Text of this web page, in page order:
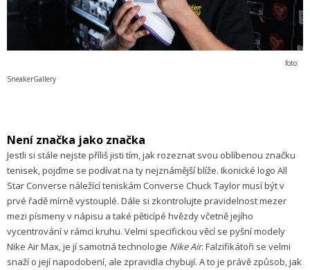
foto:
SneakerGallery
Není značka jako značka
Jestli si stále nejste příliš jisti tím, jak rozeznat svou oblíbenou značku
tenisek, pojďme se podívat na ty nejznámější blíže. Ikonické logo All
Star Converse náležící teniskám Converse Chuck Taylor musí být v
prvé řadě mírně vystouplé. Dále si zkontrolujte pravidelnost mezer
mezi písmeny v nápisu a také pěticípé hvězdy včetně jejího
vycentrování v rámci kruhu. Velmi specifickou věcí se pyšní modely
Nike Air Max, je jí samotná technologie Nike Air. Falzifikátoři se velmi
snaží o její napodobení, ale zpravidla chybují. A to je právě způsob, jak